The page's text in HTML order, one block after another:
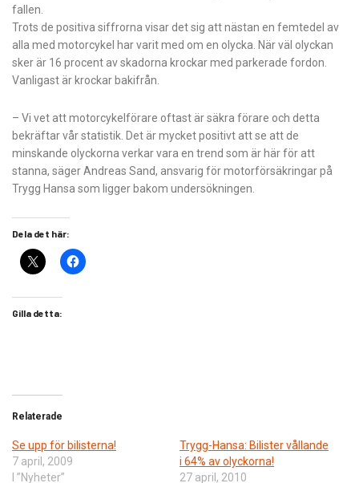
fallen.
Trots de positiva siffrorna visar det sig att nästan en femtedel av
alla med motorcykel har varit med om en olycka. När väl olyckan
sker är 16 procent av skadorna krockar med parkerade fordon.
Vanligast är krockar bakifrån.
– Vi vet att motorcykelförare oftast är säkra förare och detta
bekräftar vår statistik. Det är mycket positivt att se att de
minskande olyckorna verkar vara en trend som är här för att
stanna, säger Andreas Sand, ansvarig för motorförsäkringar på
Trygg Hansa som ligger bakom undersökningen.
Dela det här:
Gilla detta:
Relaterade
Se upp för bilisterna!
7 april, 2009
I ”Nyheter”
Trygg-Hansa: Bilister vållande
i 64% av olyckorna!
27 april, 2010